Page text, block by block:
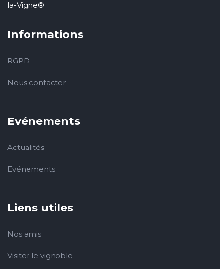
la-Vigne®
Informations
RGPD
Nous contacter
Evénements
Actualités
Evénements
Liens utiles
Nos amis
Visiter le vignoble